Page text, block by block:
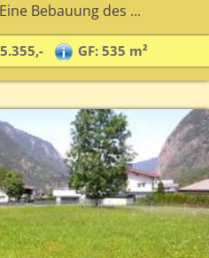
Bebauung des ...
GF: 535 m²